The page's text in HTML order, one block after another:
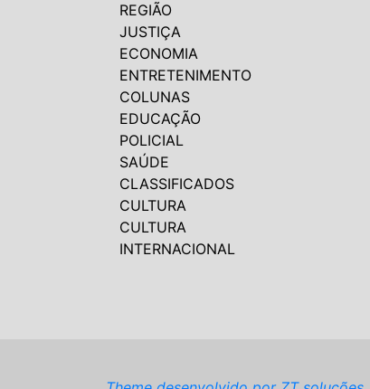
REGIÃO
JUSTIÇA
ECONOMIA
ENTRETENIMENTO
COLUNAS
EDUCAÇÃO
POLICIAL
SAÚDE
CLASSIFICADOS
CULTURA
CULTURA
INTERNACIONAL